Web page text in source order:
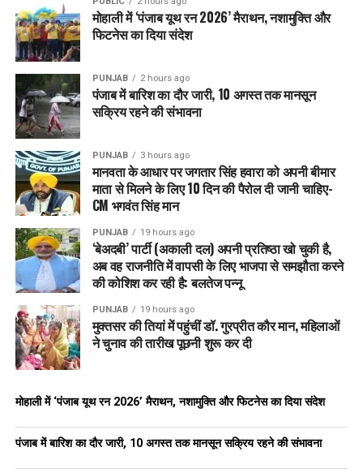
मोहाली में ‘पंजाब यूथ रन 2026’ मैराथन, नशामुक्ति और
फिटनेस का दिया संदेश
PUNJAB 2 hours ago
पंजाब में बारिश का दौर जारी, 10 अगस्त तक मानसून
सक्रिय रहने की संभावना
PUNJAB 3 hours ago
मानवता के आधार पर जगतार सिंह हवारा को अपनी बीमार
माता से मिलने के लिए 10 दिन की पैरोल दी जानी चाहिए-
CM भगवंत सिंह मान
PUNJAB 19 hours ago
‘बेअदबी’ पार्टी (अकाली दल) अपनी प्रतिष्ठा खो चुकी है,
अब वह राजनीति में वापसी के लिए भाजपा से समझौता करने
की कोशिश कर रही है: बलतेज पन्नू
PUNJAB 19 hours ago
मुक्तसर की तियां में पहुंचीं डॉ. गुरप्रीत कौर मान, महिलाओं
ने चुनाव की तारीख पूछनी शुरू कर दी
मोहाली में ‘पंजाब यूथ रन 2026’ मैराथन, नशामुक्ति और फिटनेस का दिया संदेश
पंजाब में बारिश का दौर जारी, 10 अगस्त तक मानसून सक्रिय रहने की संभावना